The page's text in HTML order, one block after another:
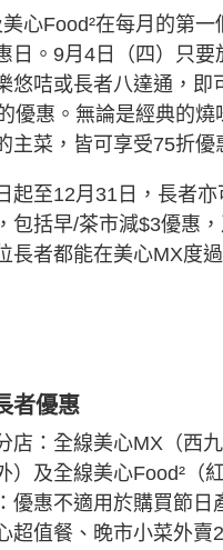
心Food²在每月的第
日。9月4日（四）只要
悠咭或長者八達通，即
優惠。無論是經典的燒
主菜，皆可享受75折優
起至12月31日，長者亦
包括早/茶市減$3優惠
長者都能在美心MX度
者優惠
店：全線美心MX（西
）及全線美心Food²（
優惠不適用於購買節日
超值餐、晚市小菜外賣